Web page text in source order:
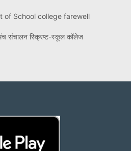
of School college farewell
संचालन स्क्रिप्ट-स्कूल कॉलेज